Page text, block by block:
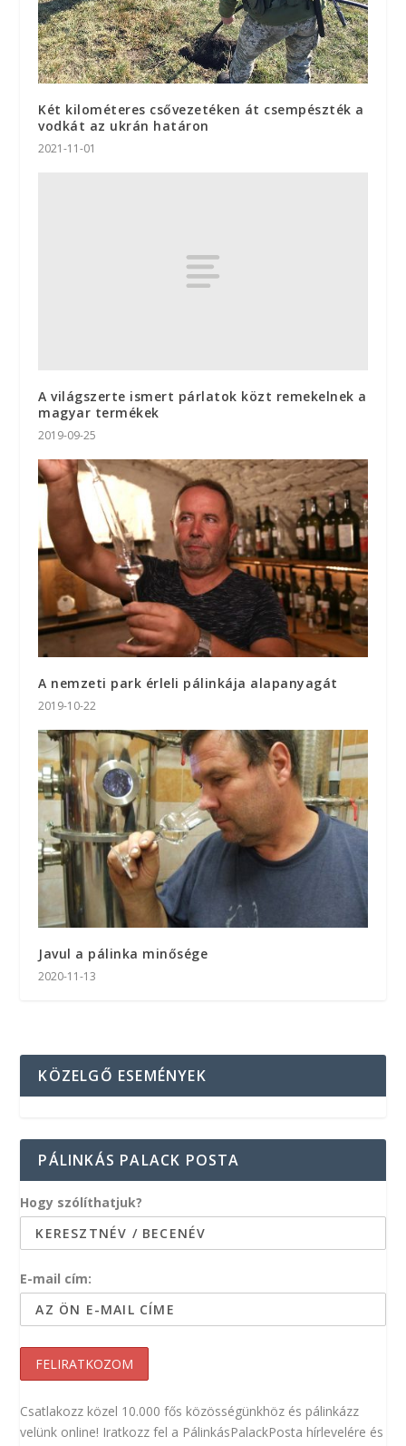
Két kilométeres csővezetéken át csempészték a
vodkát az ukrán határon
2021-11-01
A világszerte ismert párlatok közt remekelnek a
magyar termékek
2019-09-25
A nemzeti park érleli pálinkája alapanyagát
2019-10-22
Javul a pálinka minősége
2020-11-13
KÖZELGŐ ESEMÉNYEK
PÁLINKÁS PALACK POSTA
Hogy szólíthatjuk?
E-mail cím:
Csatlakozz közel 10.000 fős közösségünkhöz és pálinkázz
velünk online! Iratkozz fel a PálinkásPalackPosta hírlevelére és